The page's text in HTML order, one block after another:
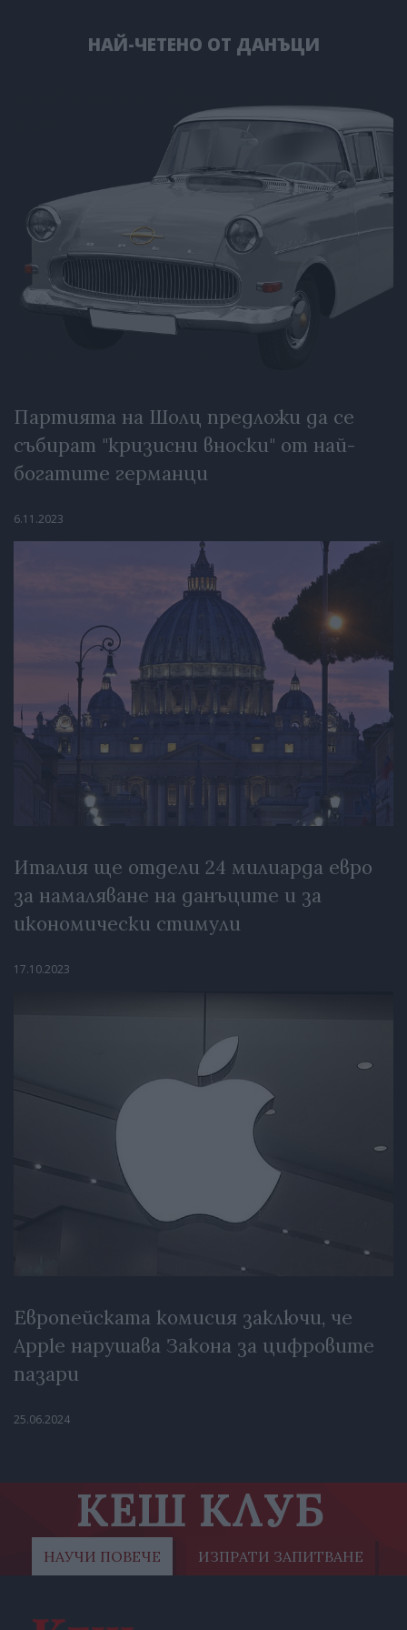
НАЙ-ЧЕТЕНО ОТ ДАНЪЦИ
Партията на Шолц предложи да се
събират "кризисни вноски" от най-
богатите германци
6.11.2023
Италия ще отдели 24 милиарда евро
за намаляване на данъците и за
икономически стимули
17.10.2023
Европейската комисия заключи, че
Apple нарушава Закона за цифровите
пазари
25.06.2024
КЕШ КЛУБ
НАУЧИ ПОВЕЧЕ ИЗПРАТИ ЗАПИТВАНЕ